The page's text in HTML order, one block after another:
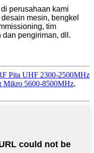
perusahaan kami
mesin, bengkel
tim
pengiriman, dll.
Pita UHF 2300-2500MHz
Mikro 5600-8500MHz,